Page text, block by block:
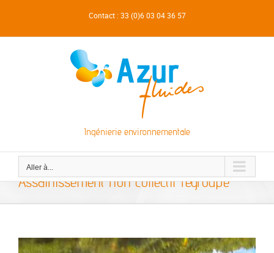
Contact : 33 (0)6 03 04 36 57
Ingénierie environnementale
Aller à...
Assainissement non collectif regroupé